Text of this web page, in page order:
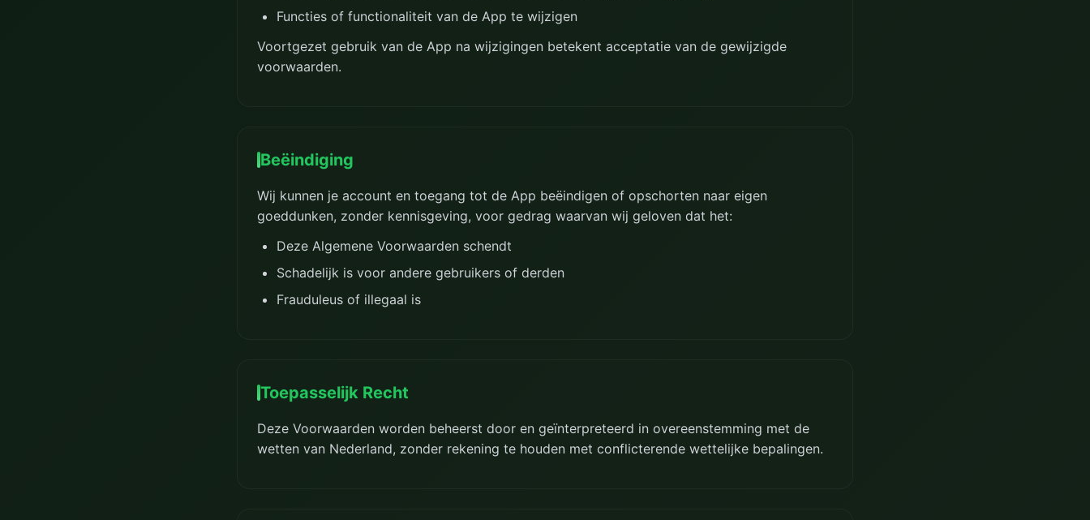
Functies of functionaliteit van de App te wijzigen
Voortgezet gebruik van de App na wijzigingen betekent acceptatie van de gewijzigde
voorwaarden.
Beëindiging
Wij kunnen je account en toegang tot de App beëindigen of opschorten naar eigen
goeddunken, zonder kennisgeving, voor gedrag waarvan wij geloven dat het:
Deze Algemene Voorwaarden schendt
Schadelijk is voor andere gebruikers of derden
Frauduleus of illegaal is
Toepasselijk Recht
Deze Voorwaarden worden beheerst door en geïnterpreteerd in overeenstemming met de
wetten van Nederland, zonder rekening te houden met conflicterende wettelijke bepalingen.